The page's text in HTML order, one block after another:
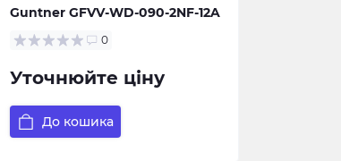
Guntner GFVV-WD-090-2NF-12A
0
Уточнюйте ціну
До кошика